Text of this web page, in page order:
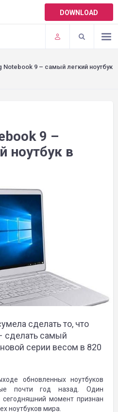
DOWNLOAD
Notebook 9 – самый легкий ноутбук
9 –
ноутбук в
сделать то, что
сделать самый
серии весом в 820
обновленных ноутбуков
почти год назад. Один
сегодняшний момент признан
ноутбуков мира.